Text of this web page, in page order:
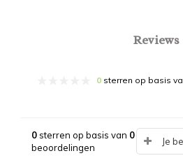
Reviews
0 sterren op basis
0sterren op basis van 0
beoordelingen
Je